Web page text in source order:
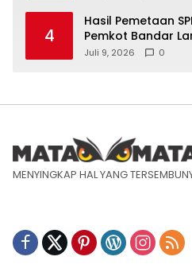
4
Hasil Pemetaan
Pemkot Bandar
Sekolah Negeri
Juli 9, 2026 0
MENYINGKAP HAL YANG